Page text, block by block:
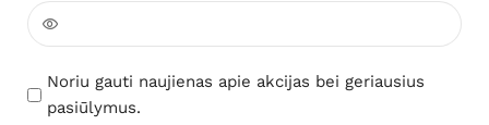
Noriu gauti naujienas apie akcijas bei geriausius
pasiūlymus.